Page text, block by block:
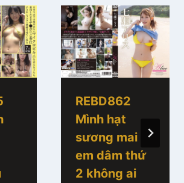
REBD862
Mình hạt
sương mai
em dâm thứ
2 không ai